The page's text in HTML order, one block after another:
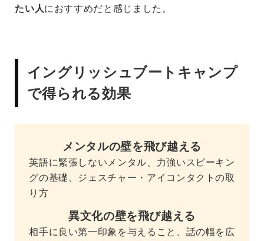
たい人におすすめだと感じました。
イングリッシュブートキャンプ
で得られる効果
メンタルの壁を飛び越える
英語に緊張しないメンタル、力強いスピーキン
グの基礎、ジェスチャー・アイコンタクトの取
り方
異文化の壁を飛び越える
相手に良い第一印象を与えること、話の幅を広